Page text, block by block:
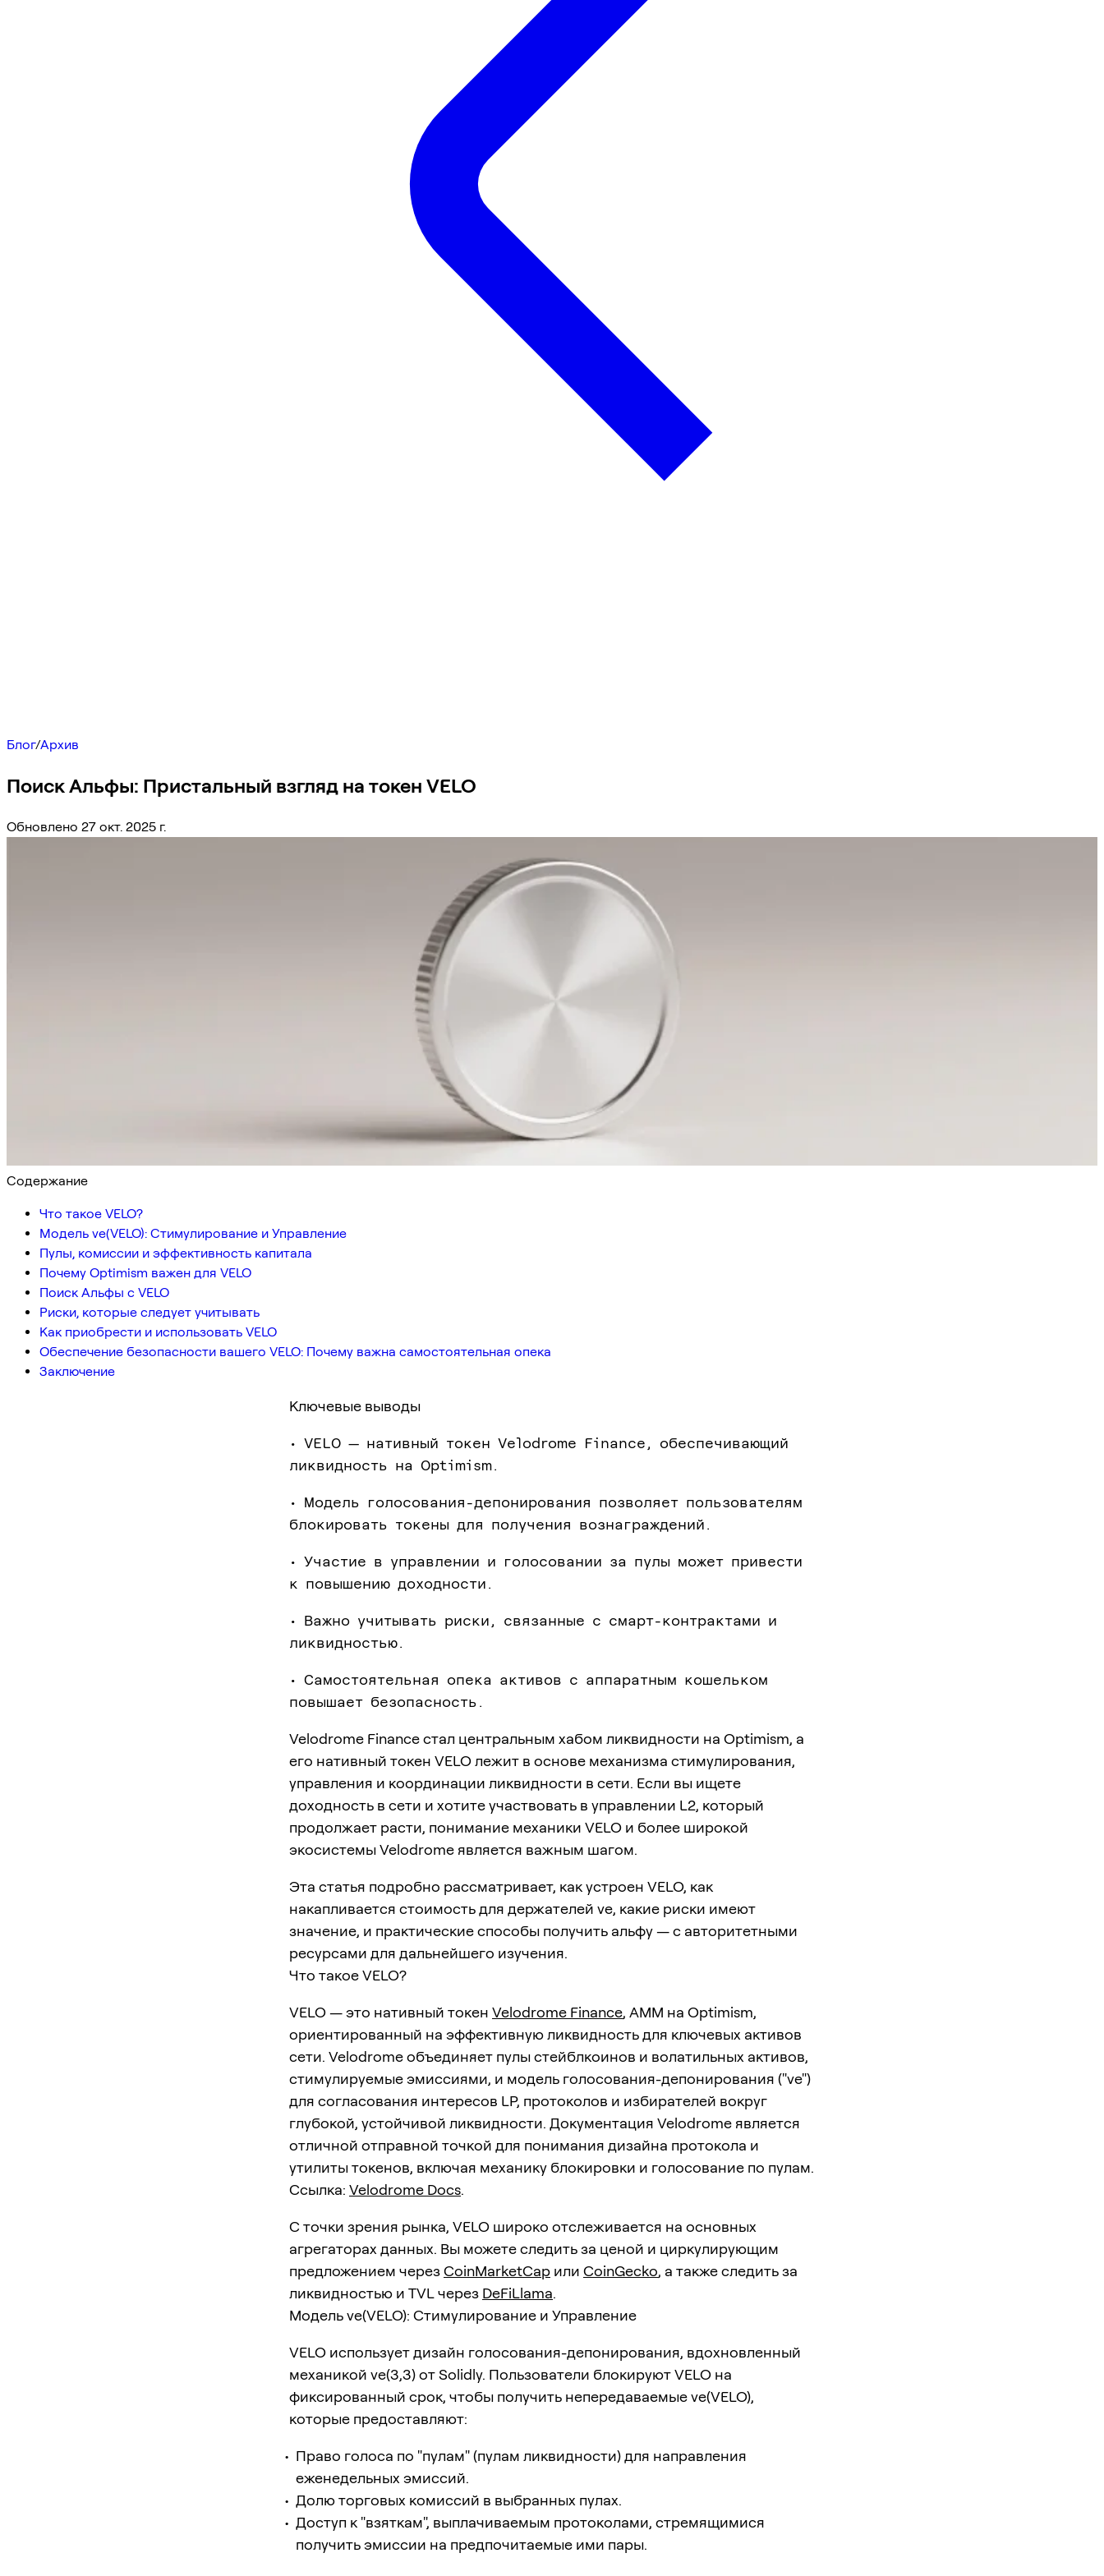
Блог/Архив
Поиск Альфы: Пристальный взгляд на токен VELO
Обновлено 27 окт. 2025 г.
Содержание
Что такое VELO?
Модель ve(VELO): Стимулирование и Управление
Пулы, комиссии и эффективность капитала
Почему Optimism важен для VELO
Поиск Альфы с VELO
Риски, которые следует учитывать
Как приобрести и использовать VELO
Обеспечение безопасности вашего VELO: Почему важна самостоятельная опека
Заключение
Ключевые выводы
• VELO — нативный токен Velodrome Finance, обеспечивающий
ликвидность на Optimism.
• Модель голосования-депонирования позволяет пользователям
блокировать токены для получения вознаграждений.
• Участие в управлении и голосовании за пулы может привести
к повышению доходности.
• Важно учитывать риски, связанные с смарт-контрактами и
ликвидностью.
• Самостоятельная опека активов с аппаратным кошельком
повышает безопасность.
Velodrome Finance стал центральным хабом ликвидности на Optimism, а
его нативный токен VELO лежит в основе механизма стимулирования,
управления и координации ликвидности в сети. Если вы ищете
доходность в сети и хотите участвовать в управлении L2, который
продолжает расти, понимание механики VELO и более широкой
экосистемы Velodrome является важным шагом.
Эта статья подробно рассматривает, как устроен VELO, как
накапливается стоимость для держателей ve, какие риски имеют
значение, и практические способы получить альфу — с авторитетными
ресурсами для дальнейшего изучения.
Что такое VELO?
VELO — это нативный токен Velodrome Finance, AMM на Optimism,
ориентированный на эффективную ликвидность для ключевых активов
сети. Velodrome объединяет пулы стейблкоинов и волатильных активов,
стимулируемые эмиссиями, и модель голосования-депонирования ("ve")
для согласования интересов LP, протоколов и избирателей вокруг
глубокой, устойчивой ликвидности. Документация Velodrome является
отличной отправной точкой для понимания дизайна протокола и
утилиты токенов, включая механику блокировки и голосование по пулам.
Ссылка: Velodrome Docs.
С точки зрения рынка, VELO широко отслеживается на основных
агрегаторах данных. Вы можете следить за ценой и циркулирующим
предложением черезCoinMarketCap или CoinGecko, а также следить за
ликвидностью и TVL через DeFiLlama.
Модель ve(VELO): Стимулирование и Управление
VELO использует дизайн голосования-депонирования, вдохновленный
механикой ve(3,3) от Solidly. Пользователи блокируют VELO на
фиксированный срок, чтобы получить непередаваемые ve(VELO),
которые предоставляют:
Право голоса по "пулам" (пулам ликвидности) для направления
еженедельных эмиссий.
Долю торговых комиссий в выбранных пулах.
Доступ к "взяткам", выплачиваемым протоколами, стремящимися
получить эмиссии на предпочитаемые ими пары.